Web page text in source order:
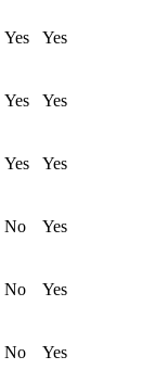
Yes Yes
Yes Yes
Yes Yes
No Yes
No Yes
No Yes